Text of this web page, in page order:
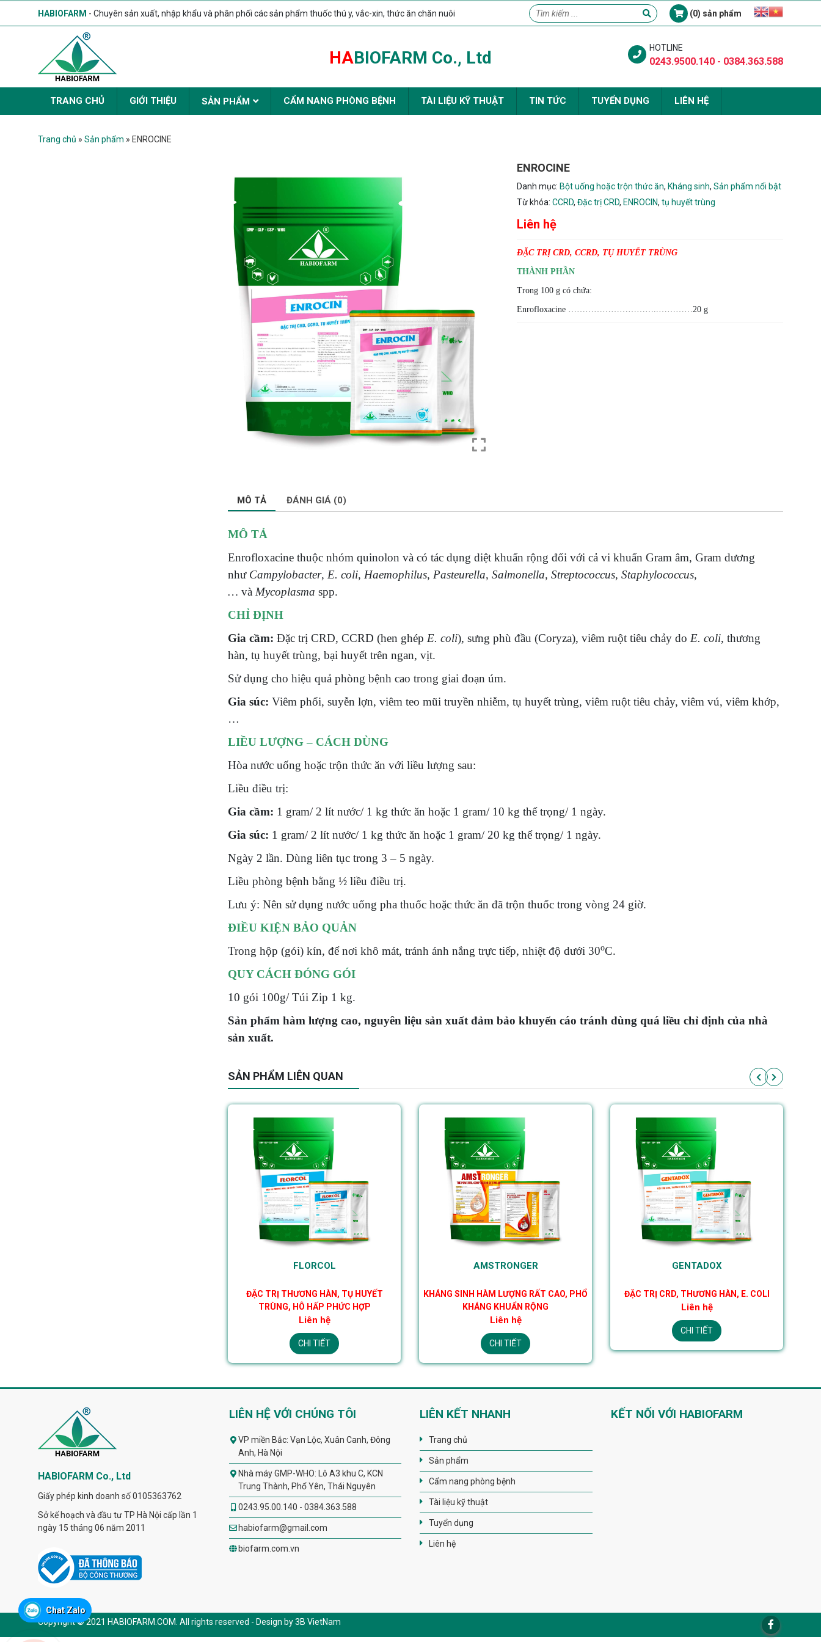
HABIOFARM - Chuyên sản xuất, nhập khẩu và phân phối các sản phẩm thuốc thú y, vắc-xin, thức ăn chăn nuôi (0) sản phẩm
HABIOFARM Co., Ltd HOTLINE
0243.9500.140 - 0384.363.588
TRANG CHỦ GIỚI THIỆU SẢN PHẨM CẨM NANG PHÒNG BỆNH TÀI LIỆU KỸ THUẬT TIN TỨC TUYỂN DỤNG LIÊN HỆ
Trang chủ » Sản phẩm » ENROCINE
ENROCINE
Danh mục: Bột uống hoặc trộn thức ăn, Kháng sinh, Sản phẩm nổi bật
Từ khóa: CCRD, Đặc trị CRD, ENROCIN, tụ huyết trùng
Liên hệ
ĐẶC TRỊ CRD, CCRD, TỤ HUYẾT TRÙNG
THÀNH PHẦN
Trong 100 g có chứa:
Enrofloxacine …………………………..…………20 g
MÔ TẢ ĐÁNH GIÁ (0)
MÔ TẢ
Enrofloxacine thuộc nhóm quinolon và có tác dụng diệt khuẩn rộng đối với cả vi khuẩn Gram âm, Gram dương
như Campylobacter, E. coli, Haemophilus, Pasteurella,Salmonella, Streptococcus, Staphylococcus,
…và Mycoplasmaspp.
CHỈ ĐỊNH
Gia cầm: Đặc trị CRD, CCRD (hen ghép E. coli), sưng phù đầu (Coryza), viêm ruột tiêu chảy do E. coli, thương
hàn, tụ huyết trùng, bại huyết trên ngan, vịt.
Sử dụng cho hiệu quả phòng bệnh cao trong giai đoạn úm.
Gia súc:Viêm phổi, suyễn lợn, viêm teo mũi truyền nhiễm, tụ huyết trùng, viêm ruột tiêu chảy, viêm vú, viêm khớp,
…
LIỀU LƯỢNG – CÁCH DÙNG
Hòa nước uống hoặc trộn thức ăn với liều lượng sau:
Liều điều trị:
Gia cầm: 1 gram/ 2 lít nước/ 1 kg thức ăn hoặc 1 gram/ 10 kg thể trọng/ 1 ngày.
Gia súc: 1 gram/ 2 lít nước/ 1 kg thức ăn hoặc 1 gram/ 20 kg thể trọng/ 1 ngày.
Ngày 2 lần. Dùng liên tục trong 3 – 5 ngày.
Liều phòng bệnh bằng ½ liều điều trị.
Lưu ý: Nên sử dụng nước uống pha thuốc hoặc thức ăn đã trộn thuốc trong vòng 24 giờ.
ĐIỀU KIỆN BẢO QUẢN
Trong hộp (gói) kín, để nơi khô mát, tránh ánh nắng trực tiếp, nhiệt độ dưới 30oC.
QUY CÁCH ĐÓNG GÓI
10 gói 100g/ Túi Zip 1 kg.
Sản phẩm hàm lượng cao, nguyên liệu sản xuất đảm bảo khuyến cáo tránh dùng quá liều chỉ định của nhà
sản xuất.
SẢN PHẨM LIÊN QUAN
FLORCOL
ĐẶC TRỊ THƯƠNG HÀN, TỤ HUYẾT
TRÙNG, HÔ HẤP PHỨC HỢP
Liên hệ
CHI TIẾT
AMSTRONGER
KHÁNG SINH HÀM LƯỢNG RẤT CAO, PHỔ
KHÁNG KHUẨN RỘNG
Liên hệ
CHI TIẾT
GENTADOX
ĐẶC TRỊ CRD, THƯƠNG HÀN, E. COLI
Liên hệ
CHI TIẾT
HABIOFARM Co., Ltd
Giấy phép kinh doanh số 0105363762
Sở kế hoạch và đầu tư TP Hà Nội cấp lần 1
ngày 15 tháng 06 năm 2011
LIÊN HỆ VỚI CHÚNG TÔI
VP miền Bắc: Vạn Lộc, Xuân Canh, Đông
Anh, Hà Nội
Nhà máy GMP-WHO: Lô A3 khu C, KCN
Trung Thành, Phổ Yên, Thái Nguyên
0243.95.00.140 - 0384.363.588
habiofarm@gmail.com
biofarm.com.vn
LIÊN KẾT NHANH
Trang chủ
Sản phẩm
Cẩm nang phòng bệnh
Tài liệu kỹ thuật
Tuyển dụng
Liên hệ
KẾT NỐI VỚI HABIOFARM
Copyright © 2021 HABIOFARM.COM. All rights reserved - Design by 3B VietNam
Chat Zalo